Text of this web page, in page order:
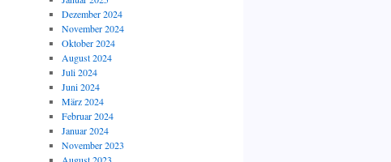
Dezember 2024
November 2024
Oktober 2024
August 2024
Juli 2024
Juni 2024
März 2024
Februar 2024
Januar 2024
November 2023